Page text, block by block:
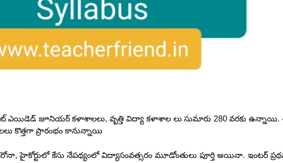
ఎయిడెడ్ జూనియర్ కళాశాలలు, వృత్తి విద్యా కళాశాల లు సుమారు 280 వరకు
కొత్తగా ప్రారంభం కానున్నాయి
కరోనా, హైకోర్టులో కేసు నేపథ్యంలో విద్యాసంవత్సరం మూడోంతులు పూర్తి అయినా. ఇంటర్